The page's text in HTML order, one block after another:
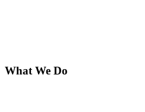
What We Do